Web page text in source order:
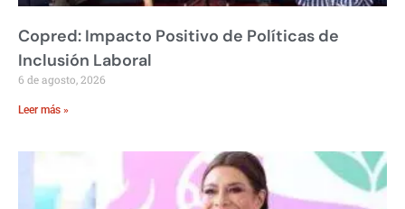
Copred: Impacto Positivo de Políticas de
Inclusión Laboral
6 de agosto, 2026
Leer más »